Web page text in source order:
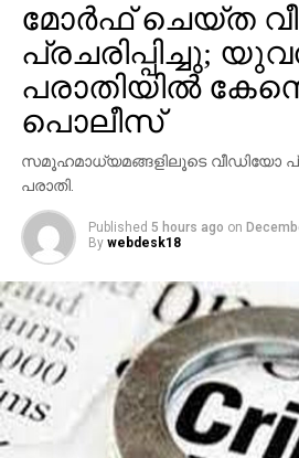
മോര്‍ഫ് ചെയ്ത
പ്രചരിപ്പിച്ചു;
പരാതിയില്‍
പൊലീസ്
സമൂഹമാധ്യമങ്ങളിലൂടെ വീഡിയോ
പരാതി.
Published 5 hours ago on
By webdesk18